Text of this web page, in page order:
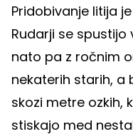
Pridobivanje litija
Rudarji se
nato pa z ročnim
nekaterih starih, a
skozi metre ozkih,
stiskajo med